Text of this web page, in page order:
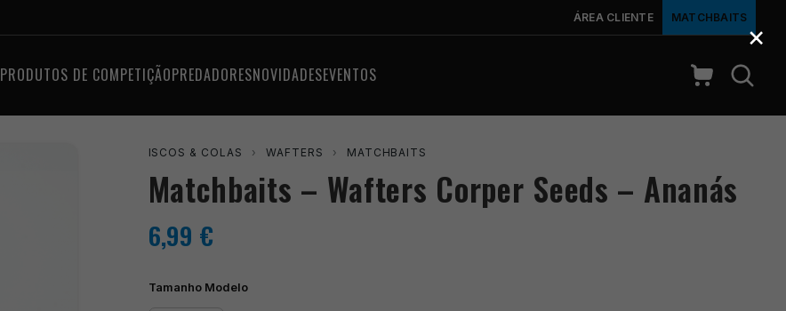
ÁREA CLIENTE MATCHBAITS
PRODUTOS DE COMPETIÇÃOPREDADORESNOVIDADESEVENTOS
ISCOS & COLAS › WAFTERS › MATCHBAITS
Matchbaits – Wafters Corper Seeds – Ananás
6,99 €
Tamanho Modelo
×